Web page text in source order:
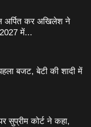
अर्पित कर अखिलेश ने
में...
बजट, बेटी की शादी में
सुप्रीम कोर्ट ने कहा,